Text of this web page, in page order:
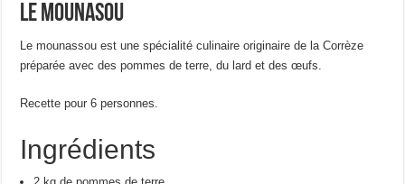
Le mounasou
Le mounassou est une spécialité culinaire originaire de la Corrèze
préparée avec des pommes de terre, du lard et des œufs.
Recette pour 6 personnes.
Ingrédients